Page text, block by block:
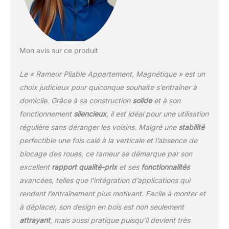
Espace de rangement
pliable à 180°: YPOO
déplacer et à ranger,
bagage. Die Faltgröße
économise de la place
dans votre maison.
Capacité maximale 160
Foldbar est robuste en
bois massif naturel et
dispose d'une stabilité et
d'une capacité de
support exceptionnelles,
charges allant jusqu'à
160 kg. Le réservoir
Mon avis sur ce produit
Le « Rameur Pliable Appartement, Magnétique » est un
choix judicieux pour quiconque souhaite s’entraîner à
domicile. Grâce à sa construction solideet à son
fonctionnement silencieux, il est idéal pour une utilisation
régulière sans déranger les voisins. Malgré une stabilité
perfectible une fois calé à la verticale et l’absence de
blocage des roues, ce rameur se démarque par son
excellent rapport qualité-prixet ses fonctionnalités
avancées, telles que l’intégration d’applications qui
rendent l’entraînement plus motivant. Facile à monter et
à déplacer, son design en bois est non seulement
attrayant, mais aussi pratique puisqu’il devient très